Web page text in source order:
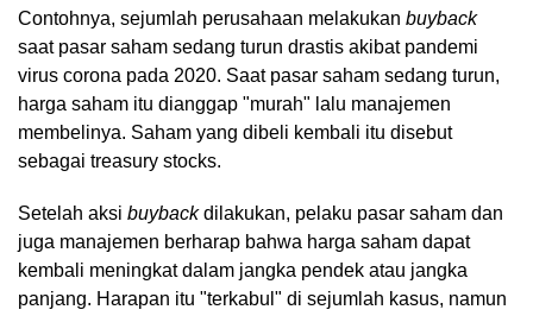
Contohnya, sejumlah perusahaan melakukan buyback
saat pasar saham sedang turun drastis akibat pandemi
virus corona pada 2020. Saat pasar saham sedang turun,
harga saham itu dianggap "murah" lalu manajemen
membelinya. Saham yang dibeli kembali itu disebut
sebagai treasury stocks.
Setelah aksi buybackdilakukan, pelaku pasar saham dan
juga manajemen berharap bahwa harga saham dapat
kembali meningkat dalam jangka pendek atau jangka
panjang. Harapan itu "terkabul" di sejumlah kasus, namun